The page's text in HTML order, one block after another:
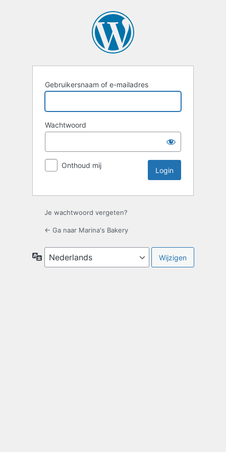
Gebruikersnaam of e-mailadres
Wachtwoord
Onthoud mij
Je wachtwoord vergeten?
← Ga naar Marina's Bakery
Taal